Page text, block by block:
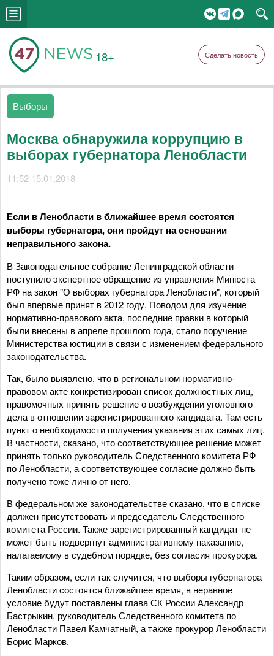
18+ Сделать новость
Выборы
Москва обнаружила коррупцию в
выборах губернатора Ленобласти
11:52 15.01.2018
Если в Ленобласти в ближайшее время состоятся
выборы губернатора, они пройдут на основании
неправильного закона.
В Законодательное собрание Ленинградской области
поступило экспертное обращение из управления Минюста
РФ на закон "О выборах губернатора Ленобласти", который
был впервые принят в 2012 году. Поводом для изучение
нормативно-правового акта, последние правки в который
были внесены в апреле прошлого года, стало поручение
Министерства юстиции в связи с изменением федерального
законодательства.
Так, было выявлено, что в региональном нормативно-
правовом акте конкретизирован список должностных лиц,
правомочных принять решение о возбуждении уголовного
дела в отношении зарегистрированного кандидата. Там есть
пункт о необходимости получения указания этих самых лиц.
В частности, сказано, что соответствующее решение может
принять только руководитель Следственного комитета РФ
по Ленобласти, а соответствующее согласие должно быть
получено тоже лично от него.
В федеральном же законодательстве сказано, что в списке
должен присутствовать и председатель Следственного
комитета России. Также зарегистрированный кандидат не
может быть подвергнут административному наказанию,
налагаемому в судебном порядке, без согласия прокурора.
Таким образом, если так случится, что выборы губернатора
Ленобласти состоятся ближайшее время, в неравное
условие будут поставлены глава СК России Александр
Бастрыкин, руководитель Следственного комитета по
Ленобласти Павел Камчатный, а также прокурор Ленобласти
Борис Марков.